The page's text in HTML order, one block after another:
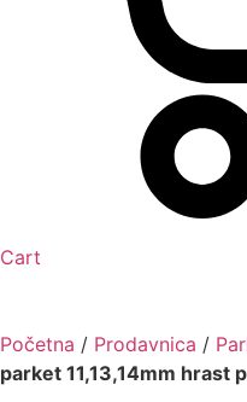
Cart
Početna / Prodavnica /
parket 11,13,14mm hrast